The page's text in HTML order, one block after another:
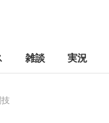
雑談 実況